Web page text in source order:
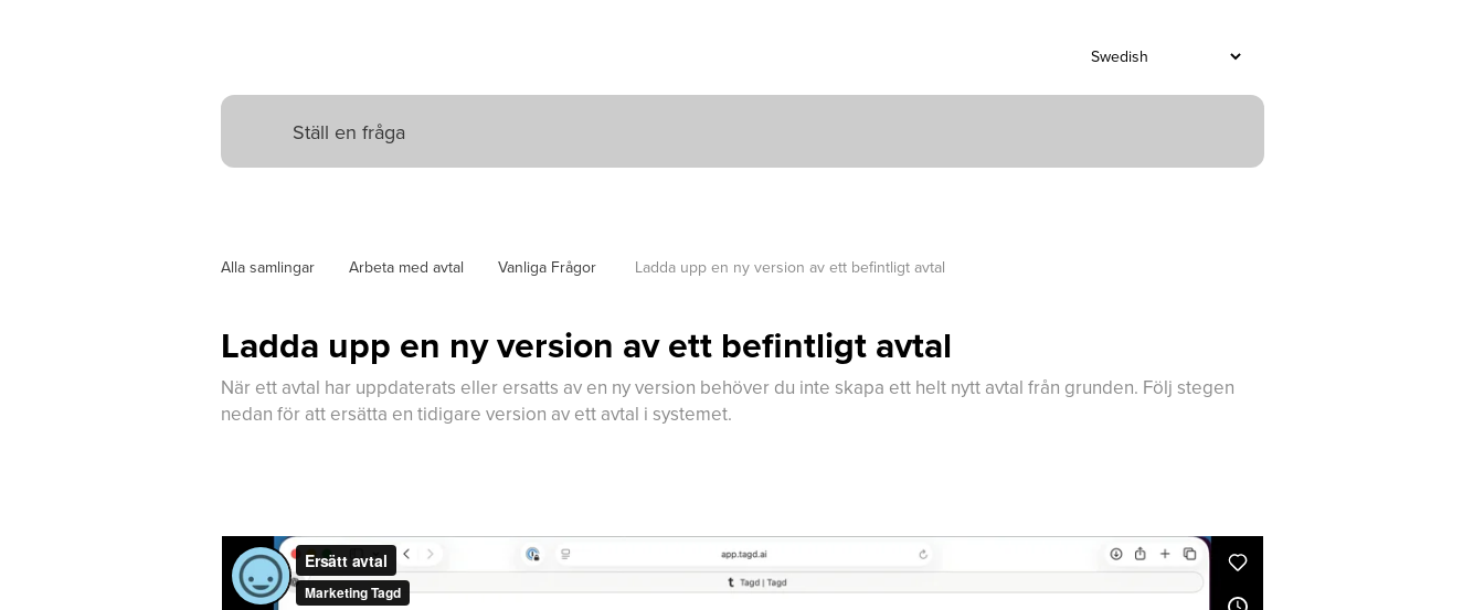
Alla samlingar Arbeta med avtal Vanliga Frågor Ladda upp en ny version av ett befintligt avtal
Ladda upp en ny version av ett befintligt avtal
När ett avtal har uppdaterats eller ersatts av en ny version behöver du inte skapa ett helt nytt avtal från grunden. Följ stegen
nedan för att ersätta en tidigare version av ett avtal i systemet.